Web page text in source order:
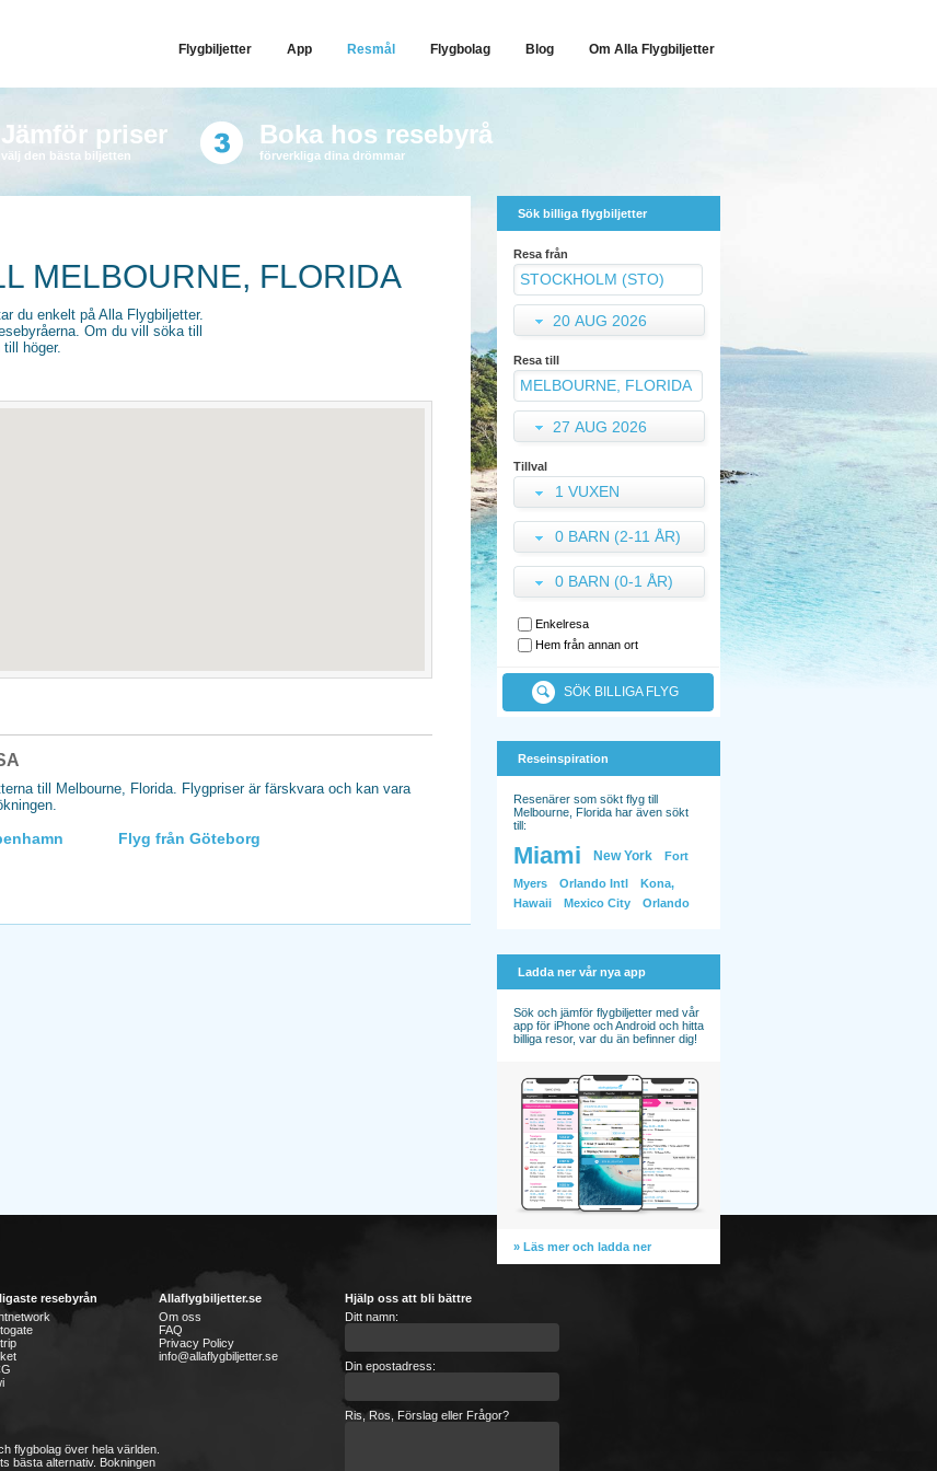
Flygbiljetter App Resmål Flygbolag Blog Om Alla Flygbiljetter
Jämför priser
välj den bästa biljetten
Boka hos resebyrå
förverkliga dina drömmar
MELBOURNE, FLORIDA
du enkelt på Alla Flygbiljetter.
Om du vill söka till
höger.
till Melbourne, Florida. Flygpriser är färskvara och kan vara
Flyg från Göteborg
Sök billiga flygbiljetter
Resa från
20 AUG 2026
Resa till
27 AUG 2026
Tillval
1 VUXEN
0 BARN (2-11 ÅR)
0 BARN (0-1 ÅR)
Enkelresa
Hem från annan ort
SÖK BILLIGA FLYG
Reseinspiration
Resenärer som sökt flyg till
Melbourne, Florida har även sökt
till:
Miami New York Fort
Myers Orlando Intl
Kona,
Hawaii
Mexico City Orlando
Ladda ner vår nya app
Sök och jämför flygbiljetter med vår
app för iPhone och Android och hitta
billiga resor, var du än befinner dig!
» Läs mer och ladda ner
resebyrån
Allaflygbiljetter.se
Om oss
FAQ
Privacy Policy
info@allaflygbiljetter.se
flygbolag över hela världen.
bästa alternativ. Bokningen
Hjälp oss att bli bättre
Ditt namn:
Din epostadress:
Ris, Ros, Förslag eller Frågor?